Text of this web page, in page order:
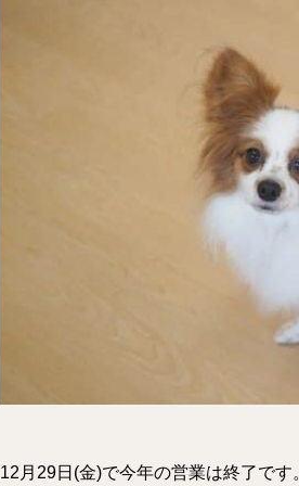
12月29日(金)で今年の営業は終了です